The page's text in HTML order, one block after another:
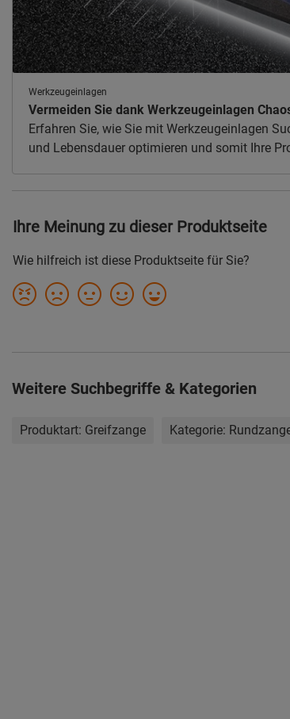
Werkzeugeinlagen
Vermeiden Sie dank Werkzeugeinlagen
Erfahren Sie, wie Sie mit Werkzeugeinlagen
und Lebensdauer optimieren und somit Ihre
Weitere Suchbegriffe & Kategorien
Produktart: Greifzange Kategorie: